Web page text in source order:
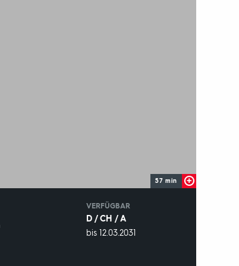
57 min
VERFÜGBAR
D / CH / A
VERFÜGBAR
bis 12.03.2031